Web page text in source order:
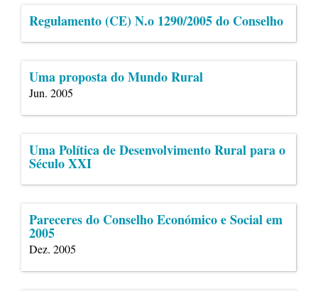
Regulamento (CE) N.o 1290/2005 do Conselho
Uma proposta do Mundo Rural
Jun. 2005
Uma Política de Desenvolvimento Rural para o
Século XXI
Pareceres do Conselho Económico e Social em
2005
Dez. 2005